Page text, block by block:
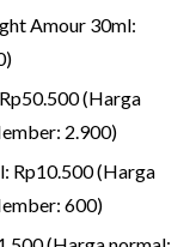
Amour 30ml:
(Harga
2.900)
Rp10.500 (Harga
600)